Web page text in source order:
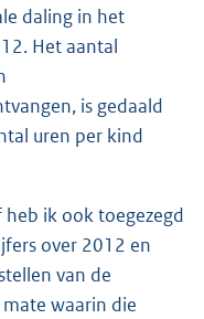
daling in het
Het aantal
is gedaald
uren per kind
ik ook toegezegd
over 2012 en
van de
waarin die